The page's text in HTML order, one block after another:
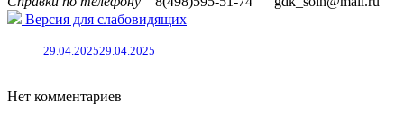
Версия для слабовидящих
29.04.202529.04.2025
Нет комментариев